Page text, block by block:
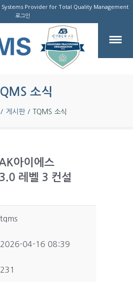
Provider for Total Quality Management
로그인
소식
게시판 TQMS 소식
아이에스
레벨 3 컨설
tqms
2026-04-16 08:39
231